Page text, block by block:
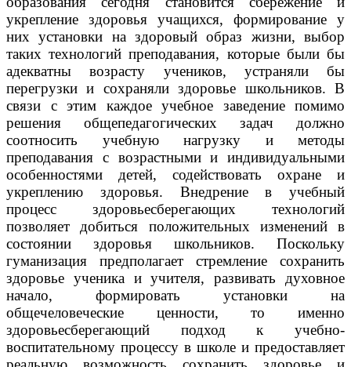
укрепление здоровья учащихся, формирование у
них установки на здоровый образ жизни, выбор
таких технологий преподавания, которые были бы
адекватны возрасту учеников, устраняли бы
перегрузки и сохраняли здоровье школьников. В
связи с этим каждое учебное заведение помимо
решения общепедагогических задач должно
соотносить учебную нагрузку и методы
преподавания с возрастными и индивидуальными
особенностями детей, содействовать охране и
укреплению здоровья. Внедрение в учебный
процесс здоровьесберегающих технологий
позволяет добиться положительных изменений в
состоянии здоровья школьников. Поскольку
гуманизация предполагает стремление сохранить
здоровье ученика и учителя, развивать духовное
начало, формировать установки на
общечеловеческие ценности, то именно
здоровьесберегающий подход к учебно-
воспитательному процессу в школе и предоставляет